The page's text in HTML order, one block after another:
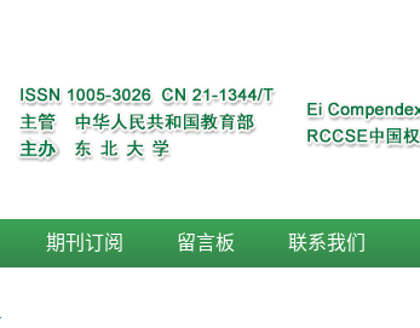
期刊订阅 留言板 联系我们